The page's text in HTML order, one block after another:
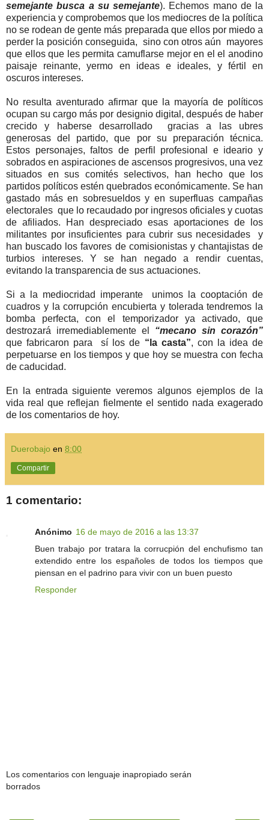
semejante busca a su semejante). Echemos mano de la
experiencia y comprobemos que los mediocres de la política
no se rodean de gente más preparada que ellos por miedo a
perder la posición conseguida, sino con otros aún mayores
que ellos que les permita camuflarse mejor en el el anodino
paisaje reinante, yermo en ideas e ideales, y fértil en
oscuros intereses.
No resulta aventurado afirmar que la mayoría de políticos
ocupan su cargo más por designio digital, después de haber
crecido y haberse desarrollado gracias a las ubres
generosas del partido, que por su preparación técnica.
Estos personajes, faltos de perfil profesional e ideario y
sobrados en aspiraciones de ascensos progresivos, una vez
situados en sus comités selectivos, han hecho que los
partidos políticos estén quebrados económicamente. Se han
gastado más en sobresueldos y en superfluas campañas
electorales que lo recaudado por ingresos oficiales y cuotas
de afiliados. Han despreciado esas aportaciones de los
militantes por insuficientes para cubrir sus necesidades y
han buscado los favores de comisionistas y chantajistas de
turbios intereses. Y se han negado a rendir cuentas,
evitando la transparencia de sus actuaciones.
Si a la mediocridad imperante unimos la cooptación de
cuadros y la corrupción encubierta y tolerada tendremos la
bomba perfecta, con el temporizador ya activado, que
destrozará irremediablemente el “mecano sin corazón”
que fabricaron para sí los de “la casta”, con la idea de
perpetuarse en los tiempos y que hoy se muestra con fecha
de caducidad.
En la entrada siguiente veremos algunos ejemplos de la
vida real que reflejan fielmente el sentido nada exagerado
de los comentarios de hoy.
Duerobajo en 8:00
Compartir
1 comentario:
Anónimo 16 de mayo de 2016 a las 13:37
Buen trabajo por tratara la corrucpión del enchufismo tan
extendido entre los españoles de todos los tiempos que
piensan en el padrino para vivir con un buen puesto
Responder
Los comentarios con lenguaje inapropiado serán
borrados